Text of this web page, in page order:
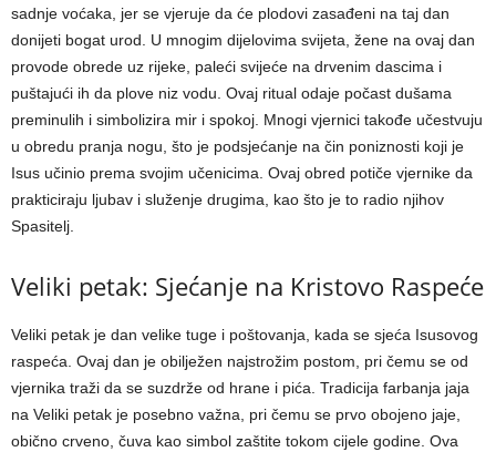
sadnje voćaka, jer se vjeruje da će plodovi zasađeni na taj dan
donijeti bogat urod. U mnogim dijelovima svijeta, žene na ovaj dan
provode obrede uz rijeke, paleći svijeće na drvenim dascima i
puštajući ih da plove niz vodu. Ovaj ritual odaje počast dušama
preminulih i simbolizira mir i spokoj. Mnogi vjernici takođe učestvuju
u obredu pranja nogu, što je podsjećanje na čin poniznosti koji je
Isus učinio prema svojim učenicima. Ovaj obred potiče vjernike da
prakticiraju ljubav i služenje drugima, kao što je to radio njihov
Spasitelj.
Veliki petak: Sjećanje na Kristovo Raspeće
Veliki petak je dan velike tuge i poštovanja, kada se sjeća Isusovog
raspeća. Ovaj dan je obilježen najstrožim postom, pri čemu se od
vjernika traži da se suzdrže od hrane i pića. Tradicija farbanja jaja
na Veliki petak je posebno važna, pri čemu se prvo obojeno jaje,
obično crveno, čuva kao simbol zaštite tokom cijele godine. Ova